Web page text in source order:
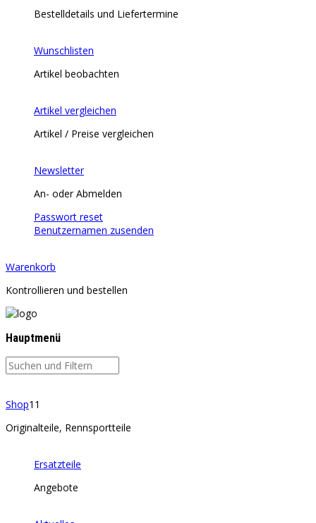
Bestelldetails und Liefertermine
Wunschlisten
Artikel beobachten
Artikel vergleichen
Artikel / Preise vergleichen
Newsletter
An- oder Abmelden
Passwort reset
Benutzernamen zusenden
Warenkorb
Kontrollieren und bestellen
Hauptmenü
Shop11
Originalteile, Rennsportteile
Ersatzteile
Angebote